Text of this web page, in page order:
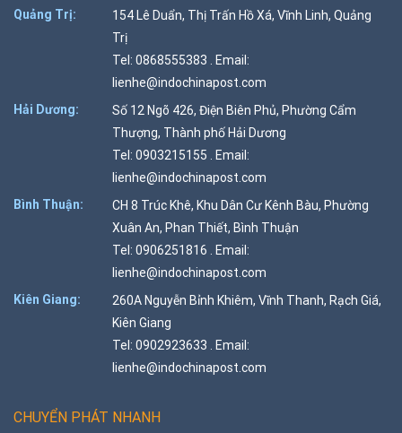
Quảng Trị:
154 Lê Duẩn, Thị Trấn Hồ Xá, Vĩnh Linh, Quảng
Trị
Tel: 0868555383 . Email:
lienhe@indochinapost.com
Hải Dương:
Số 12 Ngõ 426, Điện Biên Phủ, Phường Cẩm
Thượng, Thành phố Hải Dương
Tel: 0903215155 . Email:
lienhe@indochinapost.com
Bình Thuận:
CH 8 Trúc Khê, Khu Dân Cư Kênh Bàu, Phường
Xuân An, Phan Thiết, Bình Thuận
Tel: 0906251816 . Email:
lienhe@indochinapost.com
Kiên Giang:
260A Nguyễn Bỉnh Khiêm, Vĩnh Thanh, Rạch Giá,
Kiên Giang
Tel: 0902923633 . Email:
lienhe@indochinapost.com
CHUYỂN PHÁT NHANH